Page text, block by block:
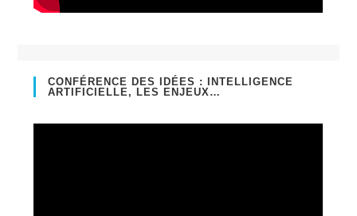
CONFÉRENCE DES IDÉES : INTELLIGENCE
ARTIFICIELLE, LES ENJEUX…